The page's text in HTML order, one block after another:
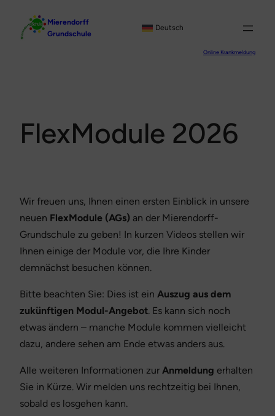
Inhalt
Mierendorff
Grundschule
Deutsch
Online Krankmeldung
FlexModule 2026
Wir freuen uns, Ihnen einen ersten Einblick in unsere
neuen FlexModule (AGs) an der Mierendorff-
Grundschule zu geben! In kurzen Videos stellen wir
Ihnen einige der Module vor, die Ihre Kinder
demnächst besuchen können.
Bitte beachten Sie: Dies ist ein Auszug aus dem
zukünftigen Modul-Angebot. Es kann sich noch
etwas ändern – manche Module kommen vielleicht
dazu, andere sehen am Ende etwas anders aus.
Alle weiteren Informationen zur Anmeldung erhalten
Sie in Kürze. Wir melden uns rechtzeitig bei Ihnen,
sobald es losgehen kann.